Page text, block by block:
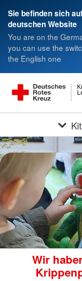
Sie befinden sich
deutschen Website
You are on the
you can use the
the English one
Wir